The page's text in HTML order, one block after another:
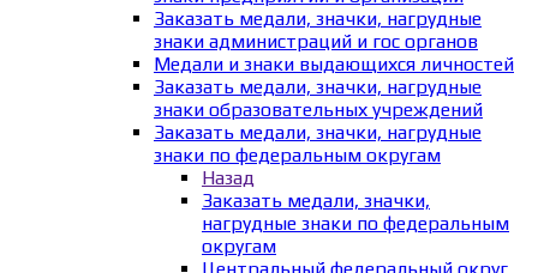
Заказать медали, значки, нагрудные
знаки администраций и гос органов
Медали и знаки выдающихся личностей
Заказать медали, значки, нагрудные
знаки образовательных учреждений
Заказать медали, значки, нагрудные
знаки по федеральным округам
Назад
Заказать медали, значки,
нагрудные знаки по федеральным
округам